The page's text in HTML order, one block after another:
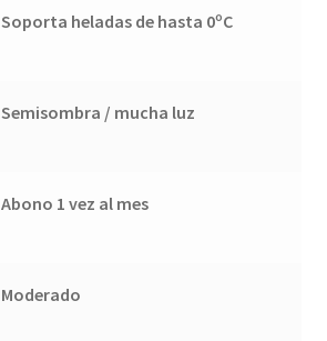
Soporta heladas de hasta 0ºC
Semisombra / mucha luz
Abono 1 vez al mes
Moderado